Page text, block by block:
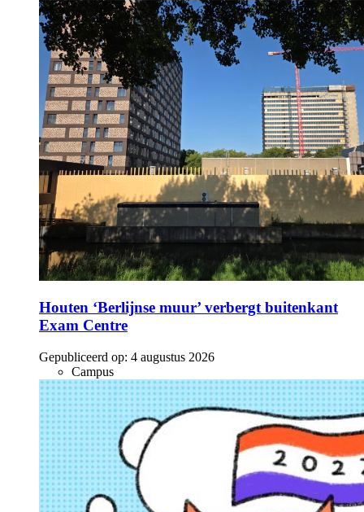
Houten ‘Berlijnse muur’ verbergt buitenkant
Exam Centre
Gepubliceerd op: 4 augustus 2026
Campus